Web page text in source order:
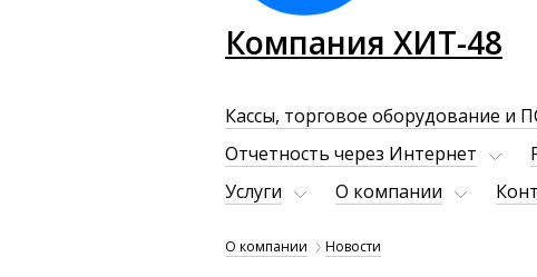
Компания ХИТ-48
Кассы, торговое оборудование и
Отчетность через Интернет
Услуги
О компании
О компании Новости